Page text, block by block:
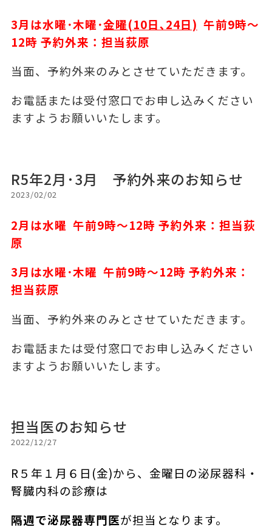
3月は水曜･木曜･金曜(10日､24日) 午前9時～
12時 予約外来：担当荻原
当面、予約外来のみとさせていただきます。
お電話または受付窓口でお申し込み ください
ますよう お願いいたします。
R5年2月･3月 予約外来のお知らせ
2023/02/02
2月は水曜 午前9時～12時 予約外来：担当荻
原
3月は水曜･木曜 午前9時～12時 予約外来：
担当荻原
当面、予約外来のみとさせていただきます。
お電話または受付窓口でお申し込み ください
ますよう お願いいたします。
担当医のお知らせ
2022/12/27
R５年１ 月６日(金)から、金曜日の泌尿器科・
腎臓内科の診療は
隔週で泌尿器専門医が担当となります。